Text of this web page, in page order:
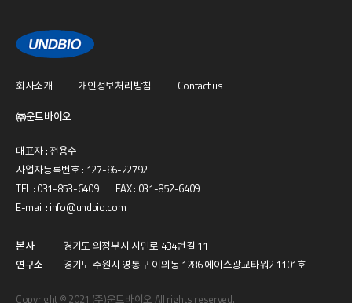
회사소개 개인정보처리방침
Contact us
㈜운트바이오
대표자 : 전용수
사업자등록번호 : 127-86-22792
TEL : 031-853-6409 FAX : 031-852-6409
E-mail : info@undbio.com
본사
경기도 의정부시 시민로 434번길 11
연구소
경기도 수원시 영통구 이의동 1286 에이스광교타워2 1101호
Copyright © 2021 (주)운트바이오 All rights reserved.